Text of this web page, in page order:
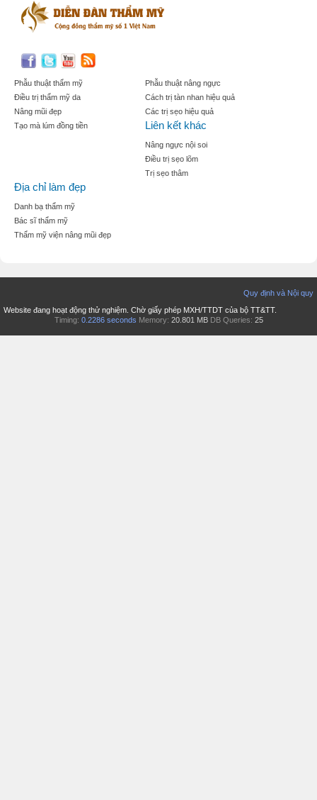
Phẫu thuật thẩm mỹ
Điều trị thẩm mỹ da
Nâng mũi đẹp
Tạo mà lúm đồng tiền
Phẫu thuật nâng ngực
Cách trị tàn nhan hiệu quả
Các trị sẹo hiệu quả
Liên kết khác
Nâng ngực nội soi
Điều trị sẹo lõm
Trị sẹo thâm
Địa chỉ làm đẹp
Danh bạ thẩm mỹ
Bác sĩ thẩm mỹ
Thẩm mỹ viện nâng mũi đẹp
Quy định và Nội quy
Website đang hoạt động thử nghiệm. Chờ giấy phép MXH/TTDT của bộ TT&TT.
Timing: 0.2286 seconds Memory: 20.801 MB DB Queries: 25